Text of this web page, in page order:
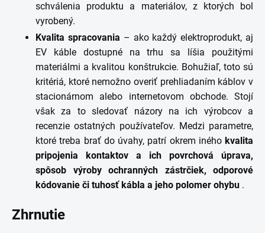
schválenia produktu a materiálov, z ktorých bol
vyrobený.
Kvalita spracovania – ako každý elektroprodukt, aj
EV káble dostupné na trhu sa líšia použitými
materiálmi a kvalitou konštrukcie. Bohužiaľ, toto sú
kritériá, ktoré nemožno overiť prehliadaním káblov v
stacionárnom alebo internetovom obchode. Stojí
však za to sledovať názory na ich výrobcov a
recenzie ostatných používateľov. Medzi parametre,
ktoré treba brať do úvahy, patrí okrem iného kvalita
pripojenia kontaktov a ich povrchová úprava,
spôsob výroby ochranných zástrčiek, odporové
kódovanie či tuhosť kábla a jeho polomer ohybu .
Zhrnutie